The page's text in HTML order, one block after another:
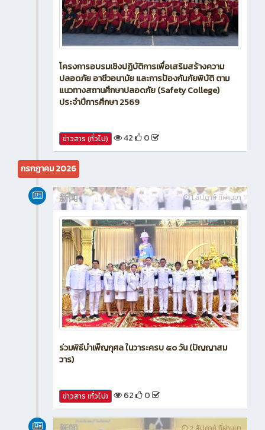
โครงการอบรมเชิงปฏิบัติการเพื่อเสริมสร้างความ
ปลอดภัย อาชีวอนามัย และการป้องกันภัยพิบัติ ตาม
แนวทางสถานศึกษาปลอดภัย (Safety College)
42 0
กรกฎาคม 2026
新闻
ร่วมพิธีบำเพ็ญกุศล ในวาระครบ ๕๐ วัน (ปัญญาสม
ข่าวสาร (ทั่วไป) 62 0